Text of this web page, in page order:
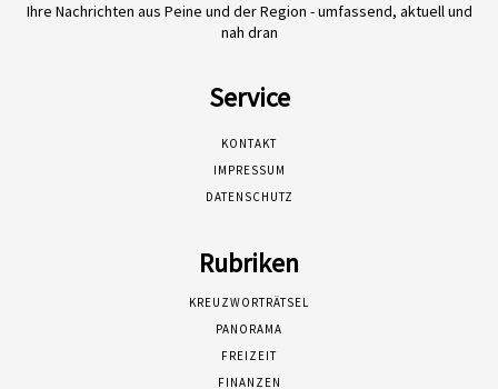
Ihre Nachrichten aus Peine und der Region - umfassend, aktuell und
nah dran
Service
KONTAKT
IMPRESSUM
DATENSCHUTZ
Rubriken
KREUZWORTRÄTSEL
PANORAMA
FREIZEIT
FINANZEN